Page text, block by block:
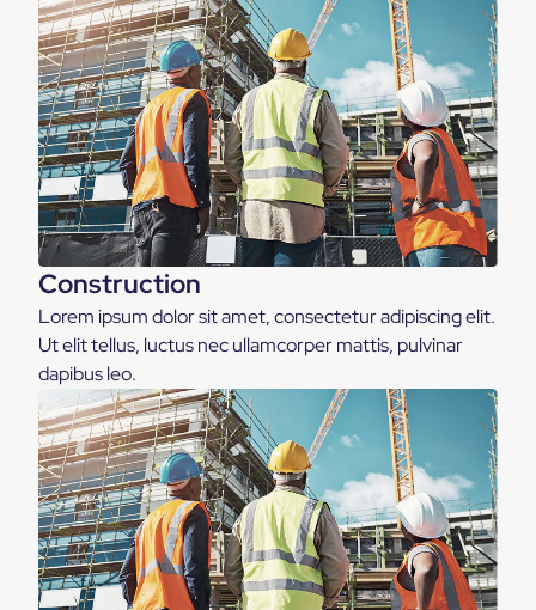
Construction
Lorem ipsum dolor sit amet, consectetur adipiscing elit.
Ut elit tellus, luctus nec ullamcorper mattis, pulvinar
dapibus leo.